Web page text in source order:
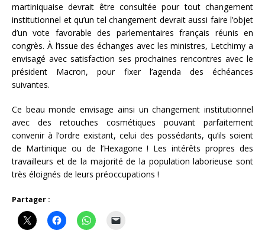
martiniquaise devrait être consultée pour tout changement
institutionnel et qu’un tel changement devrait aussi faire l’objet
d’un vote favorable des parlementaires français réunis en
congrès. À l’issue des échanges avec les ministres, Letchimy a
envisagé avec satisfaction ses prochaines rencontres avec le
président Macron, pour fixer l’agenda des échéances
suivantes.
Ce beau monde envisage ainsi un changement institutionnel
avec des retouches cosmétiques pouvant parfaitement
convenir à l’ordre existant, celui des possédants, qu’ils soient
de Martinique ou de l’Hexagone ! Les intérêts propres des
travailleurs et de la majorité de la population laborieuse sont
très éloignés de leurs préoccupations !
Partager :